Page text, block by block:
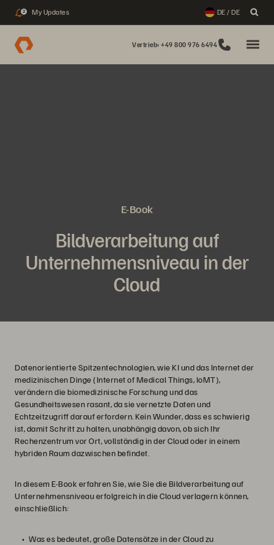
2 My Updates DE / DE
Vertrieb: +49 800 976 6494
E-Book
Bildverarbeitung auf
Unternehmensniveau in der
Cloud
Datenorientierte Spitzentechnologien, wie KI und das Internet der
medizinischen Dinge (Internet of Medical Things, IoMT),
verändern die biomedizinische Forschung und das
Gesundheitswesen rasant, da sie vernetzte Daten und
Echtzeitzugriff darauf erfordern. Kein Wunder, dass es schwierig
ist, damit Schritt zu halten, unabhängig davon, ob sich Ihr
Rechenzentrum vor Ort, vollständig in der Cloud oder in einem
hybriden Raum dazwischen befindet.
In diesem E-Book erfahren Sie, wie Sie die Bildverarbeitung auf
Unternehmensniveau erfolgreich in die Cloud verlagern können,
einschließlich:
Was es bedeutet, große Datensätze in der Cloud zu